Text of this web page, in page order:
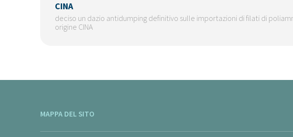
CINA
deciso un dazio antidumping definitivo sulle importazioni di filati di
origine CINA
MAPPA DEL SITO